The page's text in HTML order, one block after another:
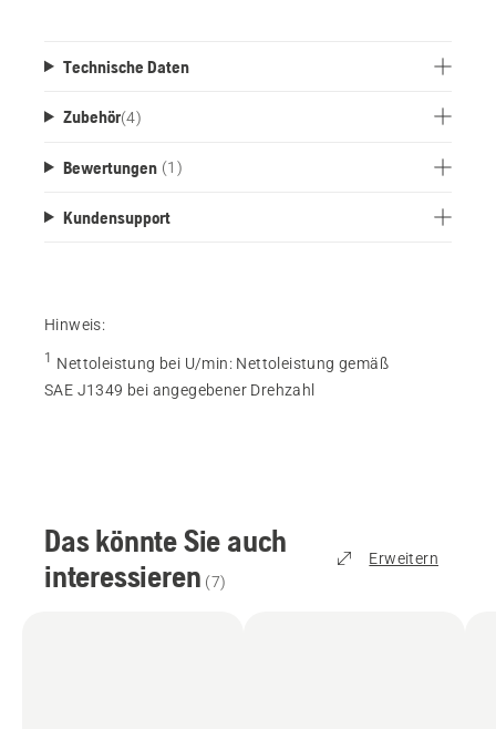
Technische Daten
Zubehör(4)
Bewertungen (1)
Kundensupport
Hinweis:
1 Nettoleistung bei U/min: Nettoleistung gemäß
SAE J1349 bei angegebener Drehzahl
Das könnte Sie auch
interessieren (7)
Erweitern